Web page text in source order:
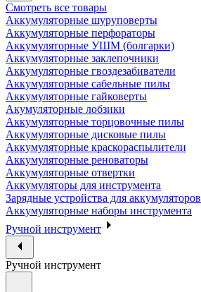
Смотреть все товары
Аккумуляторные шуруповерты
Аккумуляторные перфораторы
Аккумуляторные УШМ (болгарки)
Аккумуляторные заклепочники
Аккумуляторные гвоздезабиватели
Аккумуляторные сабельные пилы
Аккумуляторные гайковерты
Акумуляторные лобзики
Аккумуляторные торцовочные пилы
Аккумуляторные дисковые пилы
Аккумуляторные краскораспылители
Аккумуляторные реноваторы
Аккумуляторные отвертки
Аккумуляторы для инструмента
Зарядные устройства для аккумуляторов
Аккумуляторные наборы инструмента
Ручной инструмент
Ручной инструмент